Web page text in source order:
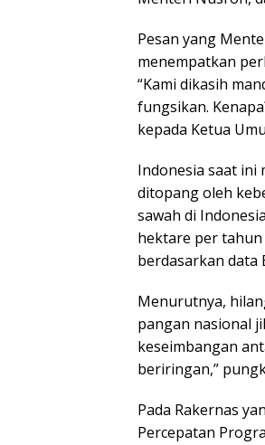
Pesan yang
menempatkan
“Kami dikasih
fungsikan.
kepada Ketua
Indonesia saat ini
ditopang oleh
sawah di
hektare per
berdasarkan data
Menurutnya,
pangan nasional
keseimbangan
beriringan,”
Pada Rakernas
Percepatan